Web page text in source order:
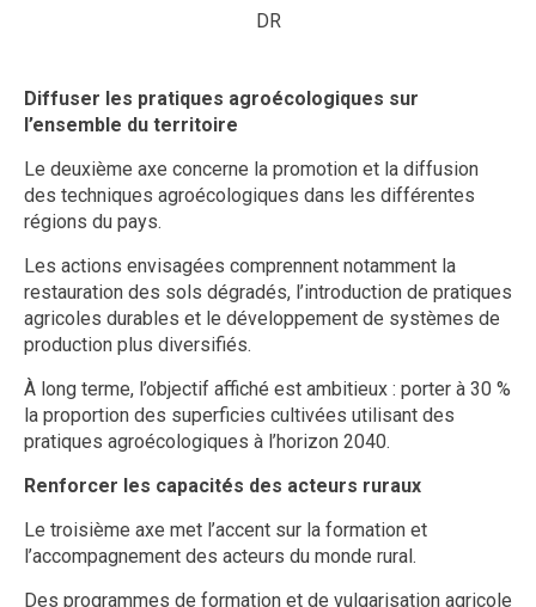
DR
Diffuser les pratiques agroécologiques sur
l’ensemble du territoire
Le deuxième axe concerne la promotion et la diffusion
des techniques agroécologiques dans les différentes
régions du pays.
Les actions envisagées comprennent notamment la
restauration des sols dégradés, l’introduction de pratiques
agricoles durables et le développement de systèmes de
production plus diversifiés.
À long terme, l’objectif affiché est ambitieux : porter à 30 %
la proportion des superficies cultivées utilisant des
pratiques agroécologiques à l’horizon 2040.
Renforcer les capacités des acteurs ruraux
Le troisième axe met l’accent sur la formation et
l’accompagnement des acteurs du monde rural.
Des programmes de formation et de vulgarisation agricole